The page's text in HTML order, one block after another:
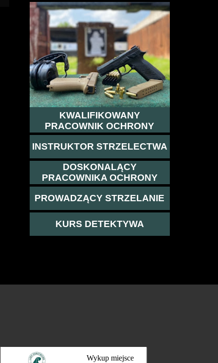
KWALIFIKOWANY
PRACOWNIK OCHRONY
INSTRUKTOR STRZELECTWA
DOSKONALĄCY
PRACOWNIKA OCHRONY
PROWADZĄCY STRZELANIE
KURS DETEKTYWA
Wykup miejsce